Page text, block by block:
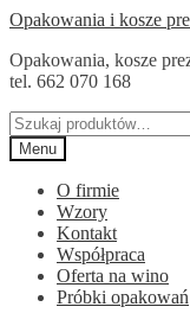
Przejdź
nawigacji
Przejdź
treści
Opakowania i kosze
Opakowania, kosze
tel. 662 070 168
Szukaj:
Menu
O firmie
Wzory
Kontakt
Współpraca
Oferta na wino
Próbki opakowań